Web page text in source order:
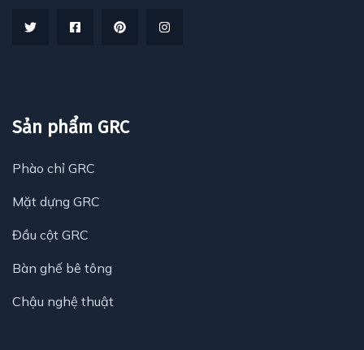
Sản phẩm GRC
Phào chỉ GRC
Mặt dựng GRC
Đầu cột GRC
Bàn ghế bê tông
Chậu nghệ thuật